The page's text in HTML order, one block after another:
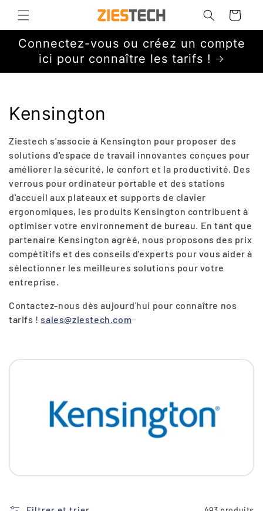
passer
au
Panier
Connectez-vous ou créez un compte
ici pour connaître les tarifs !
C
o
l
l
e
c
t
i
n
Kensington
Ziestech s'associe à Kensington pour proposer des
solutions d'espace de travail innovantes conçues pour
améliorer la sécurité, le confort et la productivité. Des
verrous pour ordinateur portable et des stations
d'accueil aux plateaux et supports de clavier
ergonomiques, les produits Kensington contribuent à
optimiser votre environnement de bureau. En tant que
partenaire Kensington agréé, nous proposons des prix
compétitifs et des conseils d'experts pour vous aider à
sélectionner les meilleures solutions pour votre
entreprise.
Contactez-nous dès aujourd'hui pour connaître nos
tarifs ! sales@ziestech.com